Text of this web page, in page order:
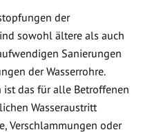
der
sowohl ältere als auch
Sanierungen
der Wasserrohre.
ist das für alle Betroffenen
Wasseraustritt
Verschlammungen oder